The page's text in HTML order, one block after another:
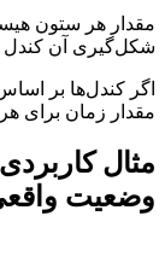
مقدار هر ستون
شکل‌گیری آن
اگر کندل‌ها بر
مقدار زمان برای
مثال
وضعیت